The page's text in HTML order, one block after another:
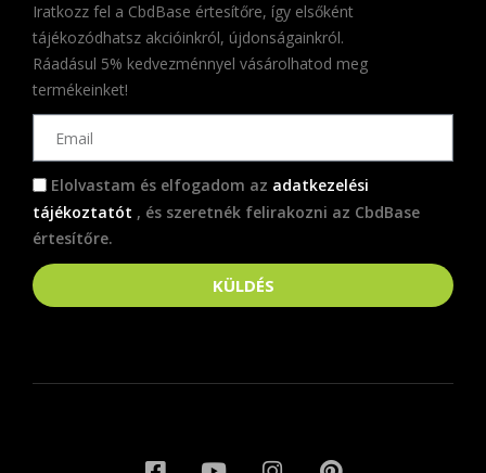
Iratkozz fel a CbdBase értesítőre, így elsőként
tájékozódhatsz akcióinkról, újdonságainkról.
Ráadásul 5% kedvezménnyel vásárolhatod meg
termékeinket!
Elolvastam és elfogadom az adatkezelési
tájékoztatót , és szeretnék felirakozni az CbdBase
értesítőre.
KÜLDÉS